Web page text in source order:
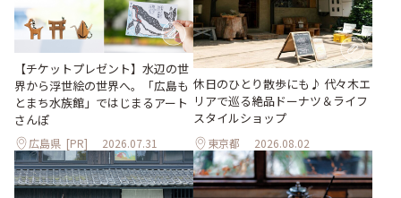
【チケットプレゼント】水辺の世
界から浮世絵の世界へ。「広島も
とまち水族館」ではじまるアート
さんぽ
広島県 [PR] 2026.07.31
休日のひとり散歩にも♪ 代々木エ
リアで巡る絶品ドーナツ＆ライフ
スタイルショップ
東京都 2026.08.02